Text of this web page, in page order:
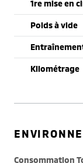
1re mise en
Poids à vide
Kilométrage
Consommation